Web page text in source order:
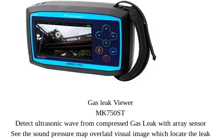
Gas leak Viewer
MK750ST
Detect ultrasonic wave from compressed Gas Leak with array sensor
See the sound pressure map overlaid visual image which locate the leak